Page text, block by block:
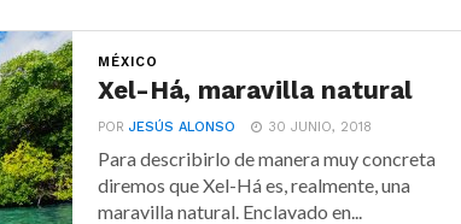
MÉXICO
Xel-Há, maravilla natural
PORJESÚS ALONSO 30 JUNIO, 2018
Para describirlo de manera muy concreta
diremos que Xel-Há es, realmente, una
maravilla natural. Enclavado en...